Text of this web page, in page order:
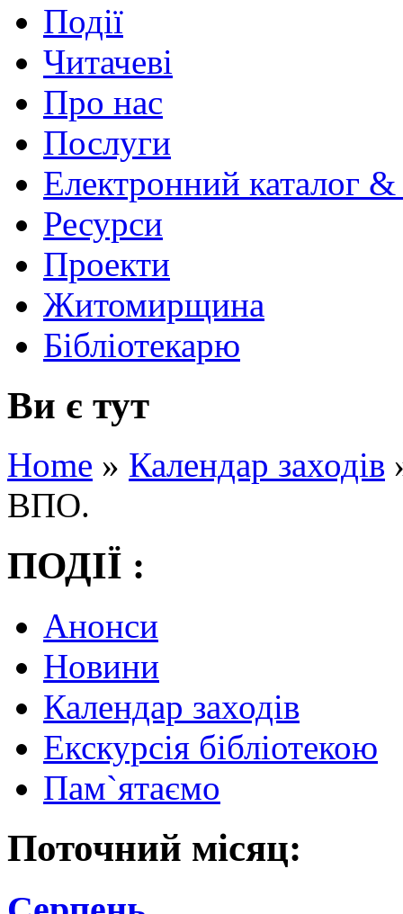
Події
Читачеві
Про нас
Послуги
Електронний каталог
Ресурси
Проекти
Житомирщина
Бібліотекарю
Ви є тут
Home » Календар заходів
ВПО.
ПОДІЇ :
Анонси
Новини
Календар заходів
Екскурсія бібліотекою
Пам`ятаємо
Поточний місяц: